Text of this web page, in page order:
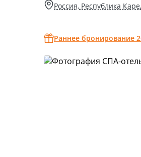
Россия, Республика
Раннее бронирование